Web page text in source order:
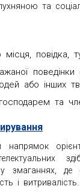
та
повідка,
поведінки
або інших
та
напрямок
змаганнях, де
і витривалість.